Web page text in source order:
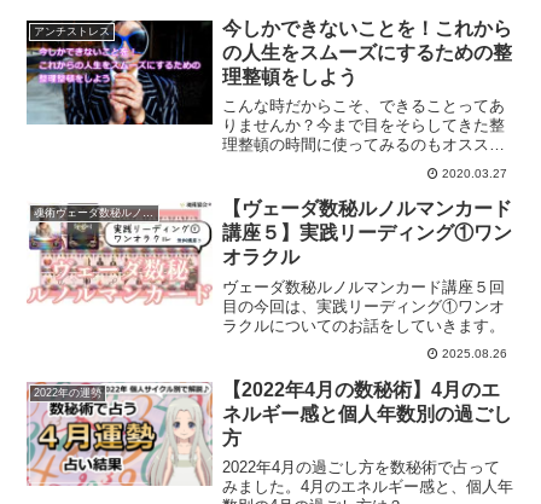
アンチストレス
今しかできないことを！これから
の人生をスムーズにするための整
理整頓をしよう
こんな時だからこそ、できることってあ
りませんか？今まで目をそらしてきた整
理整頓の時間に使ってみるのもオススメ
です。これからの人生をスムーズに進め
て行くためにも、整理整頓してみません
か？
2020.03.27
魂術ヴェーダ数秘ルノルマンカード
【ヴェーダ数秘ルノルマンカード
講座５】実践リーディング①ワン
オラクル
ヴェーダ数秘ルノルマンカード講座５回
目の今回は、実践リーディング①ワンオ
ラクルについてのお話をしていきます。
2025.08.26
2022年の運勢
【2022年4月の数秘術】4月のエ
ネルギー感と個人年数別の過ごし
方
2022年4月の過ごし方を数秘術で占って
みました。4月のエネルギー感と、個人年